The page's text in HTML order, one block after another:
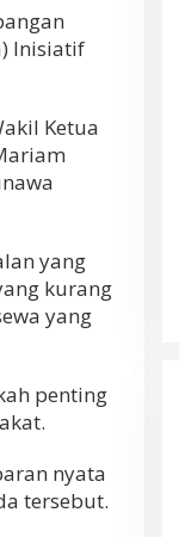
Inisiatif
Ketua
yang
kurang
yang
penting
nyata
tersebut.